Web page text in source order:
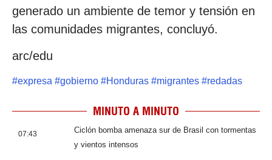
generado un ambiente de temor y tensión en
las comunidades migrantes, concluyó.
arc/edu
#expresa #gobierno #Honduras #migrantes #redadas
MINUTO A MINUTO
07:43
Ciclón bomba amenaza sur de Brasil con tormentas
y vientos intensos